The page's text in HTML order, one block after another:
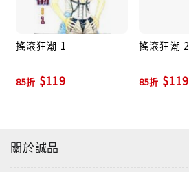
搖滾狂潮 1
85折 $119
搖滾狂潮 2
85折 $119
關於誠品